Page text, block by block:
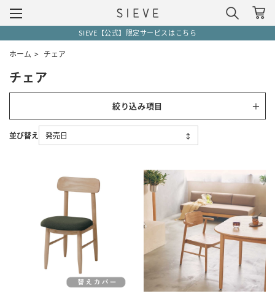
SIEVE【公式】限定サービスはこちら
ホーム > チェア
チェア
絞り込み項目